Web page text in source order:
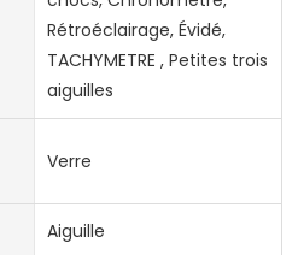
Rétroéclairage, Évidé,
TACHYMETRE , Petites trois
aiguilles
Verre
Aiguille